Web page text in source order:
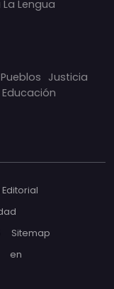
La Lengua
Pueblos Justicia
Educación
Sitemap
en